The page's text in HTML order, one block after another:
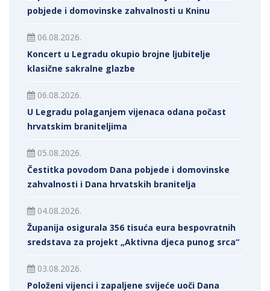
pobjede i domovinske zahvalnosti u Kninu
06.08.2026.
Koncert u Legradu okupio brojne ljubitelje
klasične sakralne glazbe
06.08.2026.
U Legradu polaganjem vijenaca odana počast
hrvatskim braniteljima
05.08.2026.
Čestitka povodom Dana pobjede i domovinske
zahvalnosti i Dana hrvatskih branitelja
04.08.2026.
Županija osigurala 356 tisuća eura bespovratnih
sredstava za projekt „Aktivna djeca punog srca“
03.08.2026.
Položeni vijenci i zapaljene svijeće uoči Dana